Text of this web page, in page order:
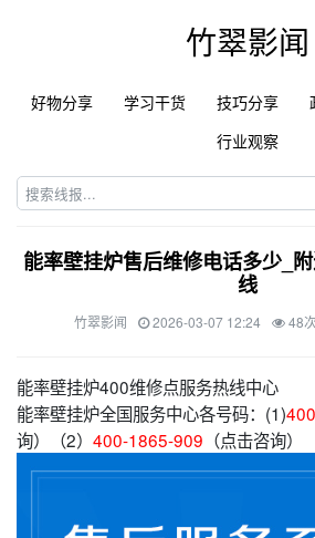
竹翠影闻
好物分享 学习干货 技巧分享
行业观察
能率壁挂炉售后维修电话多少_
线
竹翠影闻 2026-03-07 12:24 48
能率壁挂炉400维修点服务热线中心
能率壁挂炉全国服务中心各号码：(1)
询）（2） 400-1865-909 （点击咨询）